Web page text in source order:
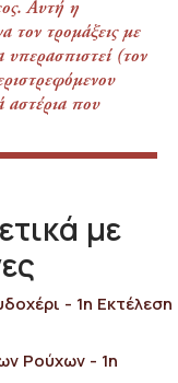
Αυτή η
τον τρομάξεις με
(τον
αστέρια που
με
- 1η Εκτέλεση
Ρούχων - 1η